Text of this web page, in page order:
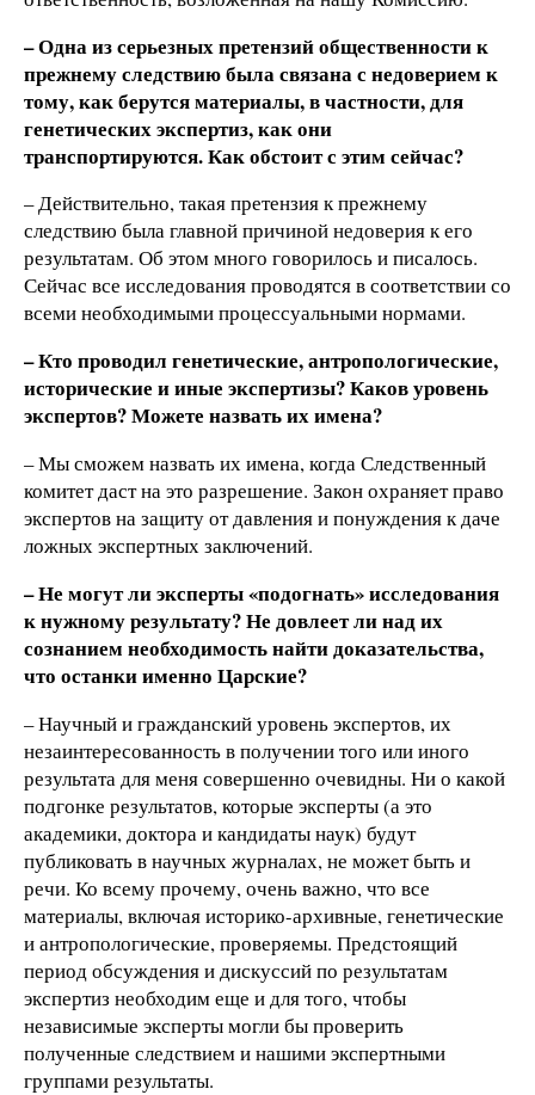
– Одна из серьезных претензий общественности к
прежнему следствию была связана с недоверием к
тому, как берутся материалы, в частности, для
генетических экспертиз, как они
транспортируются. Как обстоит с этим сейчас?
– Действительно, такая претензия к прежнему
следствию была главной причиной недоверия к его
результатам. Об этом много говорилось и писалось.
Сейчас все исследования проводятся в соответствии со
всеми необходимыми процессуальными нормами.
– Кто проводил генетические, антропологические,
исторические и иные экспертизы? Каков уровень
экспертов? Можете назвать их имена?
– Мы сможем назвать их имена, когда Следственный
комитет даст на это разрешение. Закон охраняет право
экспертов на защиту от давления и понуждения к даче
ложных экспертных заключений.
– Не могут ли эксперты «подогнать» исследования
к нужному результату? Не довлеет ли над их
сознанием необходимость найти доказательства,
что останки именно Царские?
– Научный и гражданский уровень экспертов, их
незаинтересованность в получении того или иного
результата для меня совершенно очевидны. Ни о какой
подгонке результатов, которые эксперты (а это
академики, доктора и кандидаты наук) будут
публиковать в научных журналах, не может быть и
речи. Ко всему прочему, очень важно, что все
материалы, включая историко-архивные, генетические
и антропологические, проверяемы. Предстоящий
период обсуждения и дискуссий по результатам
экспертиз необходим еще и для того, чтобы
независимые эксперты могли бы проверить
полученные следствием и нашими экспертными
группами результаты.